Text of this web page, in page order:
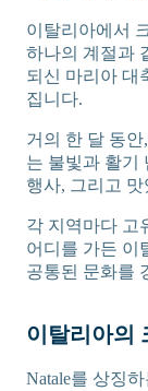
이탈리아에서
하나의 계절과
되신 마리아 대
집니다.
거의 한 달 동
는 불빛과 활기
행사, 그리고
각 지역마다 고
어디를 가든 이
공통된 문화를
이탈리아의
Natale를 상징